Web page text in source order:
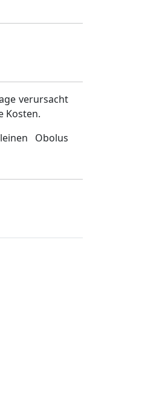
verursacht
Kosten.
Obolus